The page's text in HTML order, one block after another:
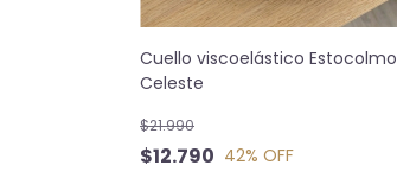
Cuello viscoelástico Estocolmo
Celeste
$12.790
$21.990
42% OFF